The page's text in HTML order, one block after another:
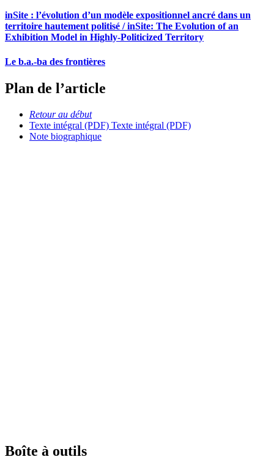
inSite : l’évolution d’un modèle expositionnel ancré dans un
territoire hautement politisé / inSite: The Evolution of an
Exhibition Model in Highly-Politicized Territory
Le b.a.-ba des frontières
Plan de l’article
Retour au début
Texte intégral (PDF) Texte intégral (PDF)
Note biographique
Boîte à outils